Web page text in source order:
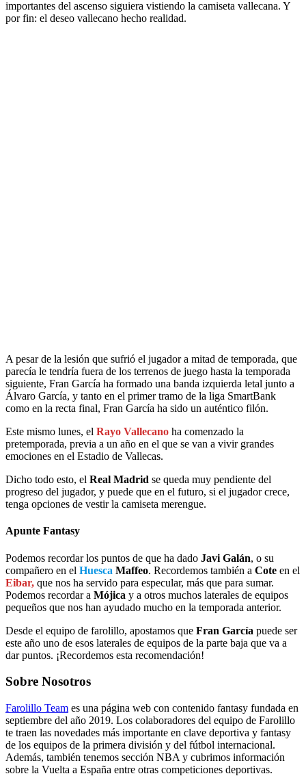
importantes del ascenso siguiera vistiendo la camiseta vallecana. Y
por fin: el deseo vallecano hecho realidad.
A pesar de la lesión que sufrió el jugador a mitad de temporada, que
parecía le tendría fuera de los terrenos de juego hasta la temporada
siguiente, Fran García ha formado una banda izquierda letal junto a
Álvaro García, y tanto en el primer tramo de la liga SmartBank
como en la recta final, Fran García ha sido un auténtico filón.
Este mismo lunes, el Rayo Vallecano ha comenzado la
pretemporada, previa a un año en el que se van a vivir grandes
emociones en el Estadio de Vallecas.
Dicho todo esto, el Real Madrid se queda muy pendiente del
progreso del jugador, y puede que en el futuro, si el jugador crece,
tenga opciones de vestir la camiseta merengue.
Apunte Fantasy
Podemos recordar los puntos de que ha dado Javi Galán, o su
compañero en el Huesca Maffeo. Recordemos también a Cote en el
Eibar, que nos ha servido para especular, más que para sumar.
Podemos recordar a Mójica y a otros muchos laterales de equipos
pequeños que nos han ayudado mucho en la temporada anterior.
Desde el equipo de farolillo, apostamos que Fran García puede ser
este año uno de esos laterales de equipos de la parte baja que va a
dar puntos. ¡Recordemos esta recomendación!
Sobre Nosotros
Farolillo Team es una página web con contenido fantasy fundada en
septiembre del año 2019. Los colaboradores del equipo de Farolillo
te traen las novedades más importante en clave deportiva y fantasy
de los equipos de la primera división y del fútbol internacional.
Además, también tenemos sección NBA y cubrimos información
sobre la Vuelta a España entre otras competiciones deportivas.